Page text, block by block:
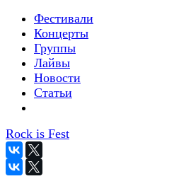
Фестивали
Концерты
Группы
Лайвы
Новости
Статьи
Rock is Fest